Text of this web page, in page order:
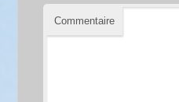
Commentaire